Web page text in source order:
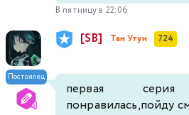
В пятницу в 22:06
Постоялец
[SB] Тан Утун 724
первая
понравилась,пойду